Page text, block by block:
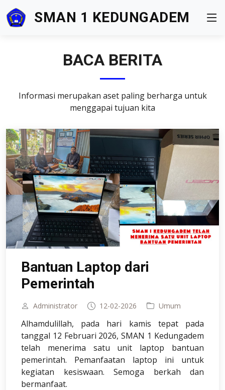
SMAN 1 KEDUNGADEM
BACA BERITA
Informasi merupakan aset paling berharga untuk
menggapai tujuan kita
Bantuan Laptop dari
Pemerintah
Administrator 12-02-2026 Umum
Alhamdulillah, pada hari kamis tepat pada
tanggal 12 Februari 2026, SMAN 1 Kedungadem
telah menerima satu unit laptop bantuan
pemerintah. Pemanfaatan laptop ini untuk
kegiatan kesiswaan. Semoga berkah dan
bermanfaat.